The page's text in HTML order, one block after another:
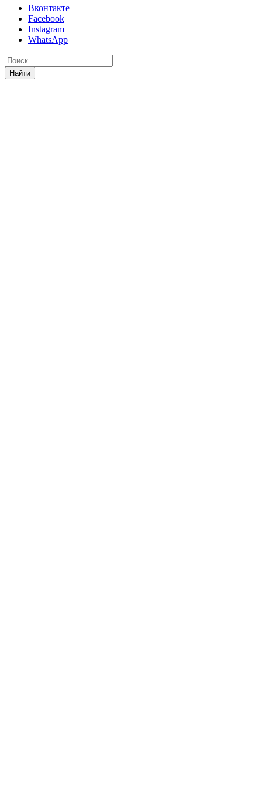
Вконтакте
Facebook
Instagram
WhatsApp
Найти